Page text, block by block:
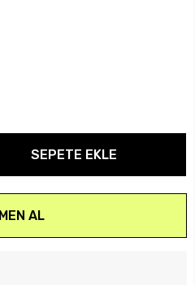
SEPETE EKLE
AL